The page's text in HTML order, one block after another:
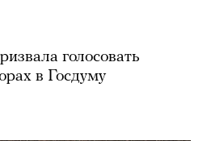
голосовать
в Госдуму